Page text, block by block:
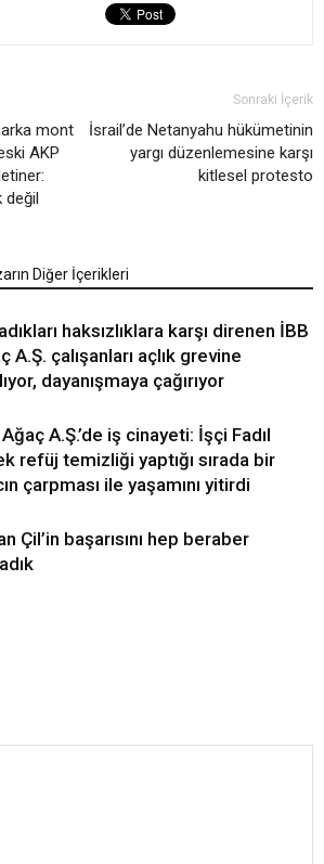
mont
AKP
değil
Sonraki İçerik
İsrail’de Netanyahu hükümetinin
yargı düzenlemesine karşı
kitlesel protesto
Diğer İçerikleri
haksızlıklara karşı direnen İBB
A.Ş. çalışanları açlık grevine
dayanışmaya çağırıyor
A.Ş.’de iş cinayeti: İşçi Fadıl
refüj temizliği yaptığı sırada bir
çarpması ile yaşamını yitirdi
Çil’in başarısını hep beraber